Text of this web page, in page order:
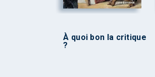
À quoi bon la critique
?